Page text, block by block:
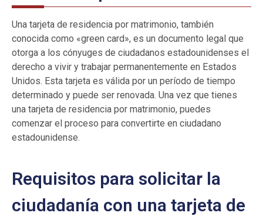
Una tarjeta de residencia por matrimonio, también
conocida como «green card», es un documento legal que
otorga a los cónyuges de ciudadanos estadounidenses el
derecho a vivir y trabajar permanentemente en Estados
Unidos. Esta tarjeta es válida por un período de tiempo
determinado y puede ser renovada. Una vez que tienes
una tarjeta de residencia por matrimonio, puedes
comenzar el proceso para convertirte en ciudadano
estadounidense.
Requisitos para solicitar la
ciudadanía con una tarjeta de